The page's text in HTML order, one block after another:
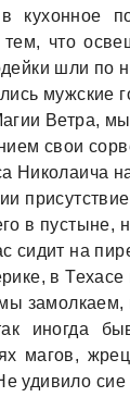
кухонное
тем, что
шли по
мужские
Ветра,
свои
Николаича
в пустыне,
сидит на
в
замолкаем,
иногда
магов,
удивило